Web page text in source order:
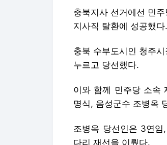
이와 함께 민주당 소속
명식, 음성군수 조병옥
조병옥 당선인은 3연임
다리 재선을 이뤘다.
국민의힘에서는 보은
선인이 현직 프리미엄
특히 충주시장 선거에
까지 민주당 맹정섭 후